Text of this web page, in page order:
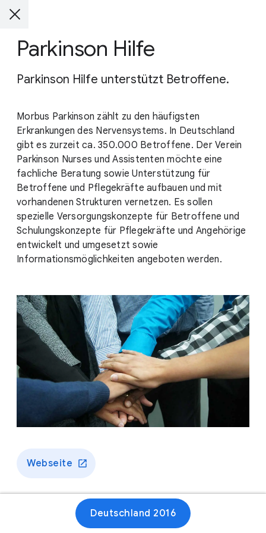
Parkinson Hilfe
Parkinson Hilfe unterstützt Betroffene.
Morbus Parkinson zählt zu den häufigsten
Erkrankungen des Nervensystems. In Deutschland
gibt es zurzeit ca. 350.000 Betroffene. Der Verein
Parkinson Nurses und Assistenten möchte eine
fachliche Beratung sowie Unterstützung für
Betroffene und Pflegekräfte aufbauen und mit
vorhandenen Strukturen vernetzen. Es sollen
spezielle Versorgungskonzepte für Betroffene und
Schulungskonzepte für Pflegekräfte und Angehörige
entwickelt und umgesetzt sowie
Informationsmöglichkeiten angeboten werden.
Webseite
Deutschland 2016